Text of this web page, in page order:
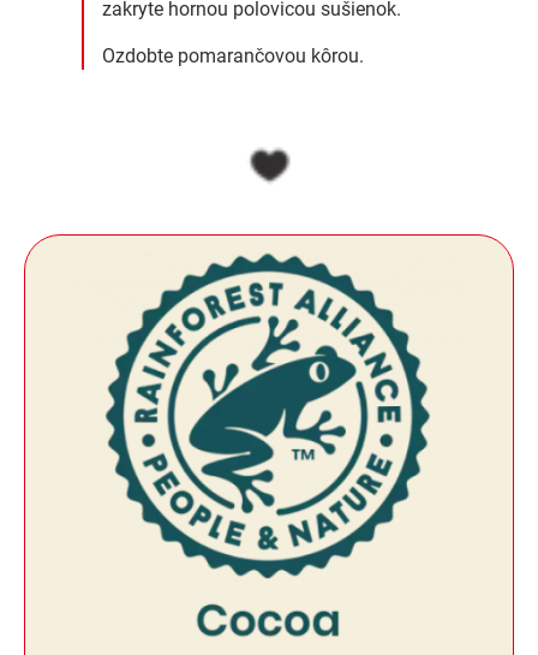
zakryte hornou polovicou sušienok.
Ozdobte pomarančovou kôrou.